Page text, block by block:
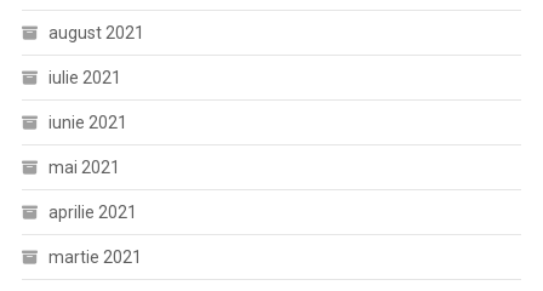
august 2021
iulie 2021
iunie 2021
mai 2021
aprilie 2021
martie 2021